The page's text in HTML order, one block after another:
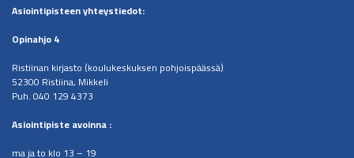
Asiointipisteenyhteystiedot:
Opinahjo 4
Ristiinan kirjasto (koulukeskuksen pohjoispäässä)
52300 Ristiina, Mikkeli
Puh. 040 129 4373
​Asiointipiste avoinna :
ma ja to klo 13 – 19